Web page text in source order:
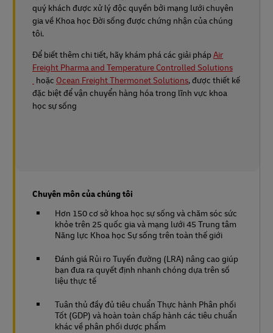
quý khách được xử lý độc quyền bởi mạng lưới chuyên
gia về Khoa học Đời sống được chứng nhận của chúng
tôi.
Để biết thêm chi tiết, hãy khám phá các giải pháp Air
Freight Pharma and Temperature Controlled Solutions
hoặc Ocean Freight Thermonet Solutions, được thiết kế
đặc biệt để vận chuyển hàng hóa trong lĩnh vực khoa
học sự sống
Chuyên môn của chúng tôi
Hơn 150 cơ sở khoa học sự sống và chăm sóc sức
khỏe trên 25 quốc gia và mạng lưới 45 Trung tâm
Năng lực Khoa học Sự sống trên toàn thế giới
Đánh giá Rủi ro Tuyến đường (LRA) nâng cao giúp
bạn đưa ra quyết định nhanh chóng dựa trên số
liệu thực tế
Tuân thủ đầy đủ tiêu chuẩn Thực hành Phân phối
Tốt (GDP) và hoàn toàn chấp hành các tiêu chuẩn
khác về phân phối dược phẩm